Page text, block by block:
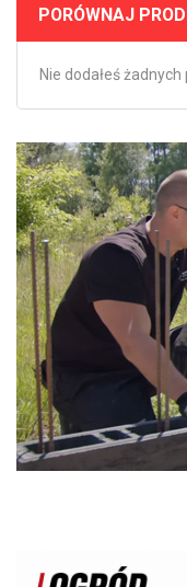
PORÓWNAJ
Nie dodałeś